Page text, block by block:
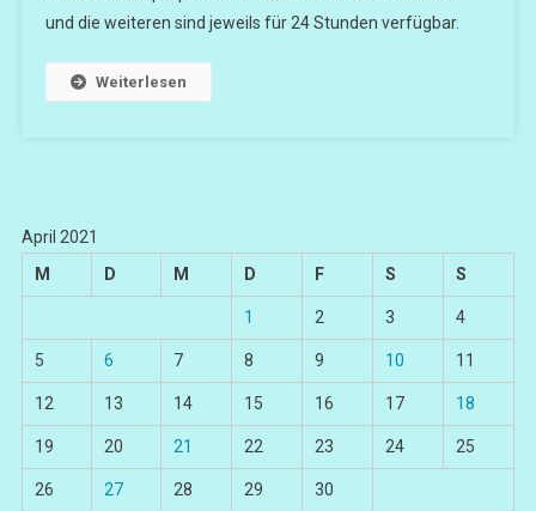
und die weiteren sind jeweils für 24 Stunden verfügbar.
Weiterlesen
April 2021
M
D M D F S S
1 2 3 4
5 6 7 8 9 10 11
12 13 14 15 16 17 18
19 20 21 22 23 24 25
26 27 28 29 30